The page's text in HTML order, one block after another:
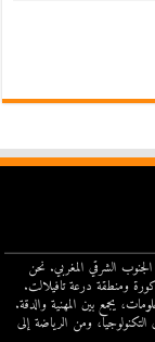
الشرقي المغربي. نحن
ومنطقة درعة تافيلالت.
يجمع بين المهنية والدقة.
ومن الرياضة إلى